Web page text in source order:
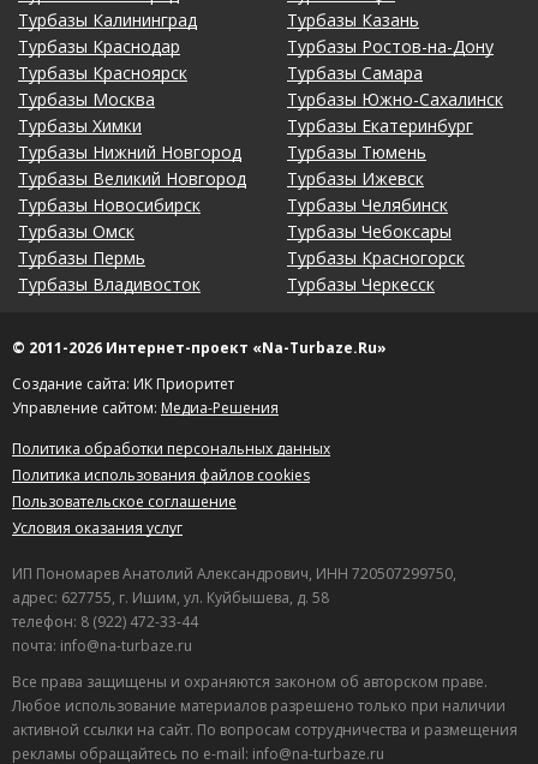
Турбазы Калининград
Турбазы Краснодар
Турбазы Красноярск
Турбазы Москва
Турбазы Химки
Турбазы Нижний Новгород
Турбазы Великий Новгород
Турбазы Новосибирск
Турбазы Омск
Турбазы Пермь
Турбазы Владивосток
Турбазы Казань
Турбазы Ростов-на-Дону
Турбазы Самара
Турбазы Южно-Сахалинск
Турбазы Екатеринбург
Турбазы Тюмень
Турбазы Ижевск
Турбазы Челябинск
Турбазы Чебоксары
Турбазы Красногорск
Турбазы Черкесск
© 2011-2026 Интернет-проект «Na-Turbaze.Ru»
Создание сайта: ИК Приоритет
Управление сайтом: Медиа-Решения
Политика обработки персональных данных
Политика использования файлов cookies
Пользовательское соглашение
Условия оказания услуг
ИП Пономарев Анатолий Александрович, ИНН 720507299750,
адрес: 627755, г. Ишим, ул. Куйбышева, д. 58
телефон: 8 (922) 472-33-44
почта: info@na-turbaze.ru
Все права защищены и охраняются законом об авторском праве.
Любое использование материалов разрешено только при наличии
активной ссылки на сайт. По вопросам сотрудничества и размещения
рекламы обращайтесь по e-mail: info@na-turbaze.ru